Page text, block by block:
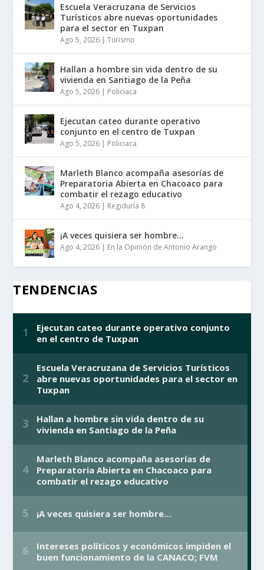
Escuela Veracruzana de Servicios
Turísticos abre nuevas oportunidades
para el sector en Tuxpan
Ago 5, 2026 |Turismo
Hallan a hombre sin vida dentro de su
vivienda en Santiago de la Peña
Ago 5, 2026 | Policiaca
Ejecutan cateo durante operativo
conjunto en el centro de Tuxpan
Ago 5, 2026 | Policiaca
Marleth Blanco acompaña asesorías de
Preparatoria Abierta en Chacoaco para
combatir el rezago educativo
Ago 4, 2026 | Regiduría 8
¡A veces quisiera ser hombre…
Ago 4, 2026 | En la Opinión de Antonio Arango
TENDENCIAS